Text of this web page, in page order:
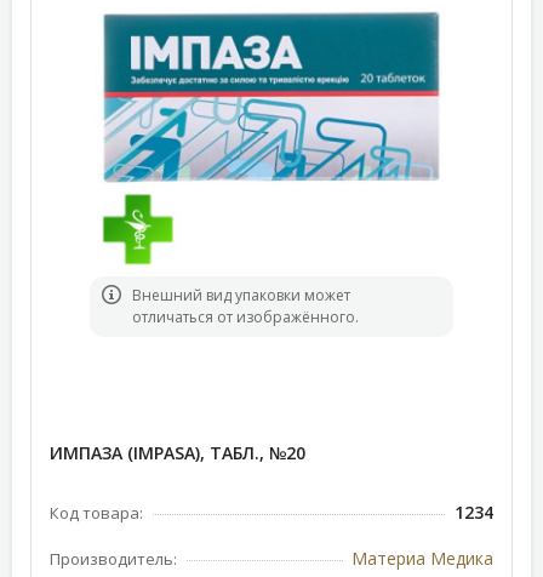
Bнешний вид упаковки может
отличаться от изображённого.
ИМПАЗА (IMPASA), ТАБЛ., №20
Код товара: 1234
Производитель: Материа Медика